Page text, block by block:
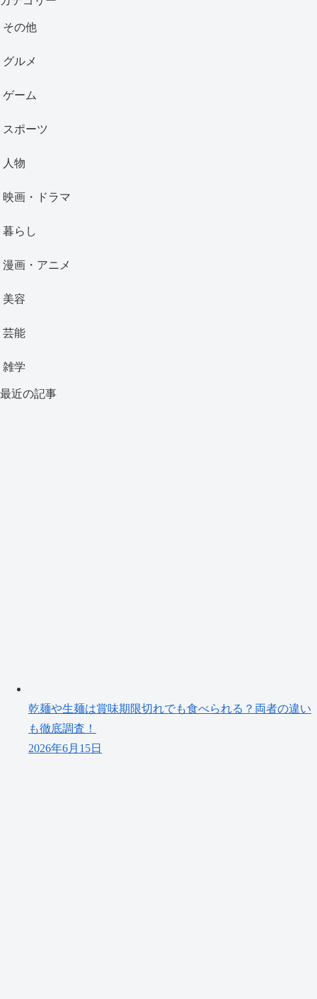
その他
グルメ
ゲーム
スポーツ
人物
映画・ドラマ
暮らし
漫画・アニメ
美容
芸能
雑学
最近の記事
乾麺や生麺は賞味期限切れでも食べられる？両者の違い
も徹底調査！
2026年6月15日